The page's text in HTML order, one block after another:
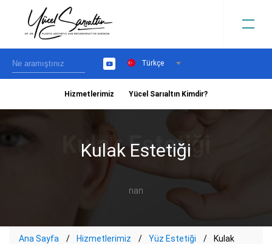
YouTubeTürkçe
Hizmetlerimiz Yücel Sarıaltın Kimdir?
Kulak Estetiği
nan
Ana Sayfa Hizmetlerimiz Yüz Estetiği
Kulak